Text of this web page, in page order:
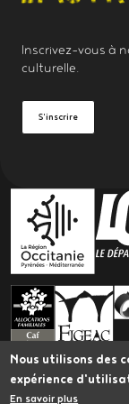
Nous utilisons des
expérience
En savoir plus
Inscrivez-vous à
culturelle.
S'inscrire
PARTENAIRES